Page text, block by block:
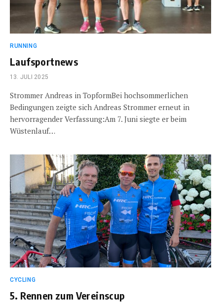
RUNNING
Laufsportnews
13. JULI 2025
Strommer Andreas in TopformBei hochsommerlichen
Bedingungen zeigte sich Andreas Strommer erneut in
hervorragender Verfassung:Am 7. Juni siegte er beim
Wüstenlauf…
CYCLING
5. Rennen zum Vereinscup